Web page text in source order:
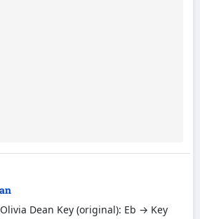
Dean Key (original): Eb → Key